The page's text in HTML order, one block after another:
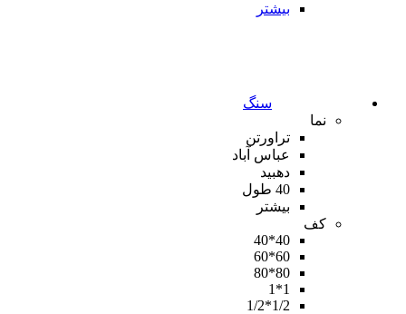
بیشتر
سنگ
نما
تراورتن
عباس آباد
دهبید
40 طول
بیشتر
کف
40*40
60*60
80*80
1*1
1/2*1/2